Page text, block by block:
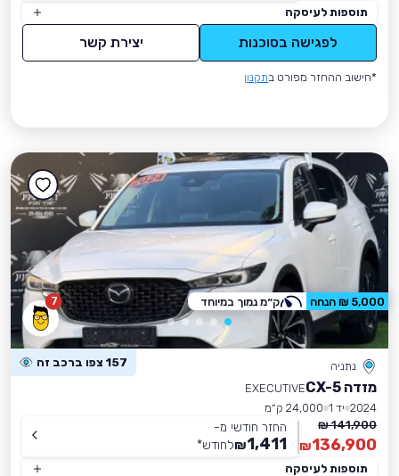
תוספות לעיסקה
לפגישה בסוכנות יצירת קשר
*חישוב ההחזר מפורט בתקנון
7
נתניה 157 צפו ברכב זה
מזדה CX-5
EXECUTIVE
2024 יד 1
24,000 ק״מ
141,900 ₪
136,900
₪
החזר חודשי מ-
1,411
₪לחודש*
תוספות לעיסקה
5,000 ₪ הנחה ק״מ נמוך במיוחד